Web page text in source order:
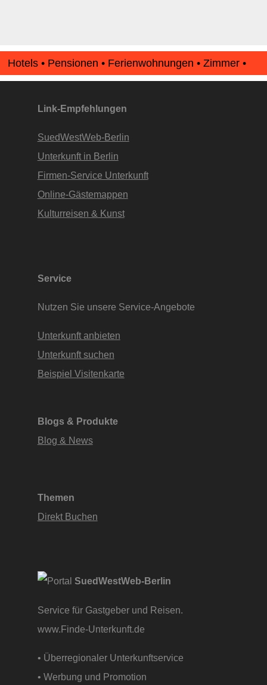
Hotels • Pensionen • Ferienwohnungen • Zimmer •
Apartments • www.Finde-Unterkunft.de
Link-Empfehlungen
SuedWestWeb-Berlin
Unterkunft in Berlin
Firmen-Service Unterkunft
Online-Gästemappen
Kulturreisen & Kunst
Service
Nutzen Sie unsere Service-Angebote
Unterkunft anbieten
Unterkunft suchen
Beispiel Visitenkarte
Blogs & Produkte
Blog & News
Themen
Direkt Buchen
SuedWestWeb-Berlin
Service für Gastgeber und Reisen.
www.Finde-Unterkunft.de
• Überregionaler Unterkunftservice
• Werbung und Promotion